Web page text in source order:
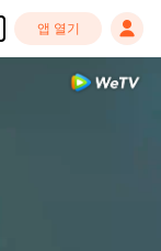
앱 열기